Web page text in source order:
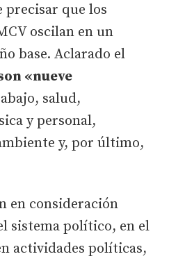
precisar que los
oscilan en un
base. Aclarado el
«nueve
salud,
y personal,
y, por último,
en consideración
sistema político, en el
actividades políticas,